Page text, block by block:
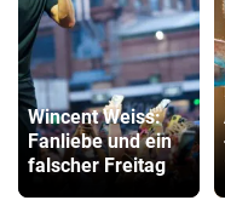
Wincent Weiss:
Fanliebe und ein
falscher Freitag